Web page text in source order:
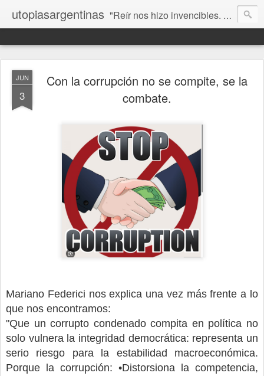
utopiasargentinas "Reír nos hizo invencibles. No como los que siempre ganan, sino como aquellos que no se rinden”. Frida Kahlo
JUN
3
Con la corrupción no se compite, se la
combate.
Mariano Federici nos explica una vez más frente a lo
que nos encontramos:
"Que un corrupto condenado compita en política no
solo vulnera la integridad democrática: representa un
serio riesgo para la estabilidad macroeconómica.
Porque la corrupción: •Distorsiona la competencia,